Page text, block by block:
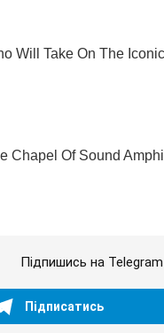
Підпишись на
Підписатись